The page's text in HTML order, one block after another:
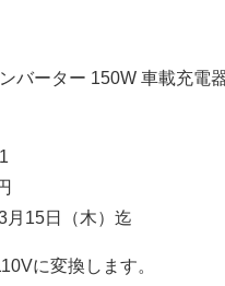
バーター 150W 車載充電
月15日（木）迄
に変換します。